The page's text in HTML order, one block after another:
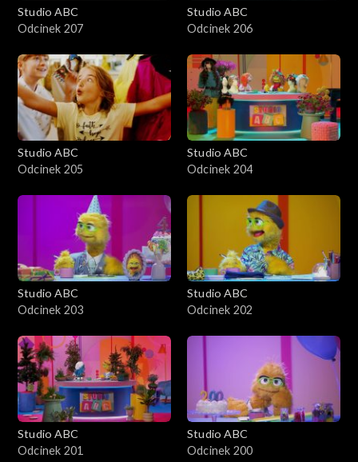
Studio ABC
Odcinek 207
Studio ABC
Odcinek 206
Studio ABC
Odcinek 205
Studio ABC
Odcinek 204
Studio ABC
Odcinek 203
Studio ABC
Odcinek 202
Studio ABC
Odcinek 201
Studio ABC
Odcinek 200